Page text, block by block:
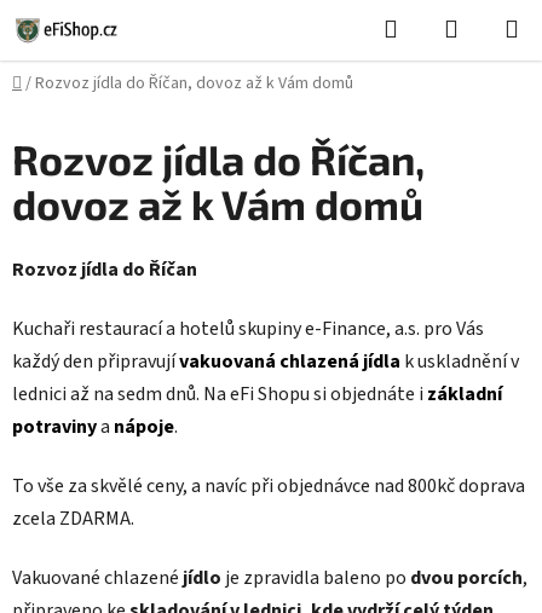
Přejít
na
obsah
Hledat
KOŠÍK
Domů
/Rozvoz jídla do Říčan, dovoz až k Vám domů
Rozvoz jídla do Říčan,
dovoz až k Vám domů
Rozvoz jídla do Říčan
Kuchaři restaurací a hotelů skupiny e-Finance, a.s. pro Vás
každý den připravujívakuovaná chlazená jídla k uskladnění v
lednici až na sedm dnů. Na eFi Shopu si objednáte i základní
potravinya nápoje.
To vše za skvělé ceny, a navíc při objednávce nad 800kč doprava
zcela ZDARMA.
Vakuované chlazené jídlo je zpravidla baleno po dvou porcích,